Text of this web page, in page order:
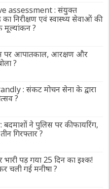
assessment : संयुक्त
निरीक्षण एवं स्वास्थ्य सेवाओं की
मूल्यांकन ?
पर आपातकाल, आरक्षण और
?
: संकट मोचन सेना के द्वारा
?
ने पुलिस पर की फायरिंग,
गिरफ्तार ?
पड़ गया 25 दिन का इश्क!
चली गई मनीषा ?